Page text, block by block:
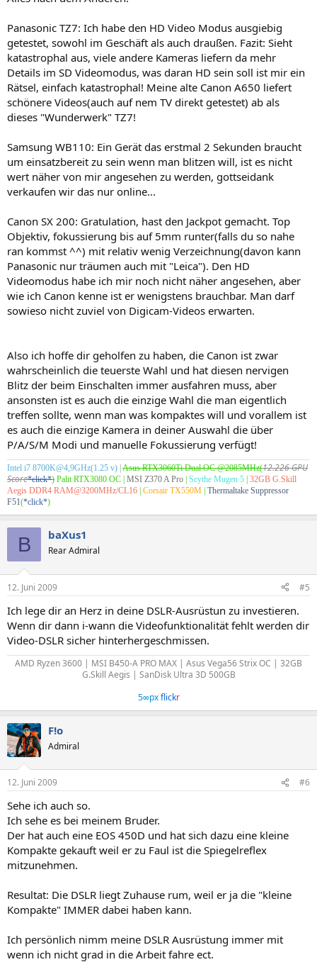
Panasonic TZ7: Ich habe den HD Video Modus ausgiebig
getestet, sowohl im Geschäft als auch draußen. Fazit: Sieht
katastrophal aus, viele andere Kameras liefern da mehr
Details im SD Videomodus, was daran HD sein soll ist mir ein
Rätsel, einfach katastrophal! Meine alte Canon A650 liefert
schönere Videos(auch auf nem TV direkt getestet) ab als
dieses "Wunderwerk" TZ7!
Samsung WB110: Ein Gerät das erstmal 2 Sekunden braucht
um einsatzbereit zu sein wenn man blitzen will, ist es nicht
wert näher von mir angesehen zu werden, gottseidank
verkaufen wir das nur online...
Canon SX 200: Gratulation, hast den Jackpot gemacht. Top
Objektiv, fokussierung bis auf 5mm runter(falls du so nahe
ran kommst ^^) mit relativ wenig Verzeichnung(davon kann
Panasonic nur träumen auch mit "Leica"). Den HD
Videomodus habe ich mir noch nicht näher angesehen, aber
wie ich Canon kenne ist er wenigstens brauchbar. Man darf
sowieso nicht zuviel von Digicam-Videos erwarten.
Also ich hoffe dir geholfen zu haben, die Canon ist zwar
wahrscheinlich die teuerste Wahl und hat diesen nervigen
Blitz der beim Einschalten immer ausfahren muss, aber
ansonsten ist es auch die einzige Wahl die man eigentlich
treffen sollte, wenn man was kompaktes will und vorallem ist
es auch die einzige Kamera in deiner Auswahl die über
P/A/S/M Modi und manuelle Fokussierung verfügt!
Intel i7 8700K@4,9GHz(1.25 v) Asus RTX3060Ti Dual OC @2085MHz(12.226 GPU
Score*click*) Palit RTX3080 OC MSI Z370 A Pro Scythe Mugen 5 32GB G.Skill
Aegis DDR4 RAM@3200MHz/CL16 Corsair TX550M Thermaltake Suppressor
F51(*click*)
B baXus1
Rear Admiral
12. Juni 2009 #5
Ich lege dir an Herz in deine DSLR-Ausrüstun zu investieren.
Wenn dir dann i-wann die Videofunktionalität fehlt werden dir
Video-DSLR sicher hinterhergeschmissen.
AMD Ryzen 3600 | MSI B450-A PRO MAX | Asus Vega56 Strix OC | 32GB
G.Skill Aegis | SanDisk Ultra 3D 500GB
5∞px flickr
F!o
Admiral
12. Juni 2009 #6
Sehe ich auch so.
Ich sehe es bei meinem Bruder.
Der hat auch eine EOS 450D und hat sich dazu eine kleine
Kompakte gekauft weil er zu Faul ist die Spiegelreflex
mitzunehmen.
Resultat: Die DSLR liegt Zuhause rum, weil er ja die "kleine
Kompakte" IMMER dabei haben kann.
Ich persönlich nimm meine DSLR Ausrüstung immer mit
wenn ich nicht grad in die Arbeit fahre ect.